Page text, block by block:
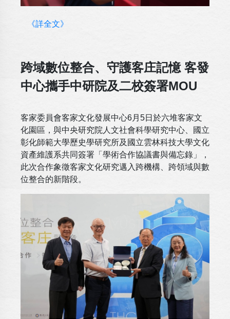
《詳全文》
跨域數位整合、守護客庄記憶 客發
中心攜手中研院及二校簽署MOU
客家委員會客家文化發展中心6月5日於六堆客家文
化園區，與中央研究院人文社會科學研究中心、國立
彰化師範大學歷史學研究所及國立雲林科技大學文化
資產維護系共同簽署「學術合作協議書與備忘錄」，
此次合作象徵客家文化研究邁入跨機構、跨領域與數
位整合的新階段。